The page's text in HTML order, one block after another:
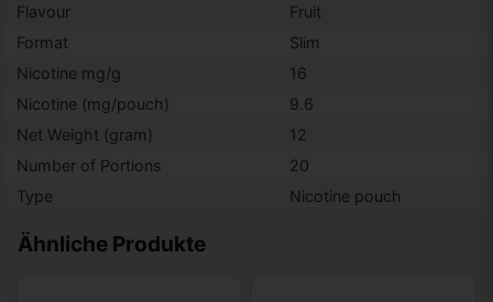
Ähnliche Produkte
Flavour
Fruit
Format
Slim
Nicotine mg/g
16
Nicotine (mg/pouch)
9.6
Net Weight (gram)
12
Number of Portions
20
Type
Nicotine pouch